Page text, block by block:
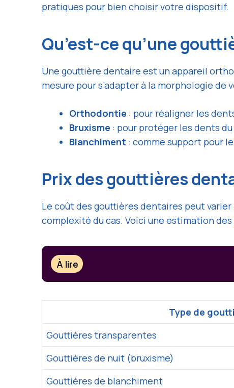
pratiques pour bien choisir votre dispositif.
Qu’est-ce qu’une
Une gouttière dentaire est un appareil
mesure pour s’adapter à la morphologie
Orthodontie : pour réaligner les
Bruxisme : pour protéger les dents
Blanchiment : comme support pour
Prix des gouttières
Le coût des gouttières dentaires peut
complexité du cas. Voici une estimation des
À lire
Type de
Gouttières transparentes
Gouttières de nuit (bruxisme)
Gouttières de blanchiment